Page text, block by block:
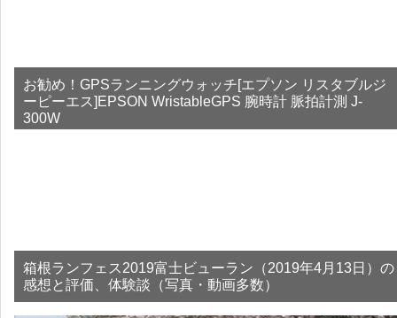
お勧め！GPSランニングウォッチ[エプソン リスタブルジ
ーピーエス]EPSON WristableGPS 腕時計 脈拍計測 J-
300W
箱根ランフェス2019富士ビューラン（2019年4月13日）の
感想と評価、体験談（写真・動画多数）